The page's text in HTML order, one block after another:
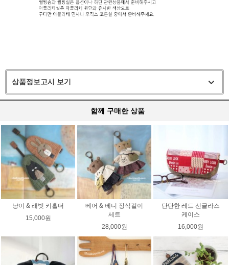
상품정보고시 보기
함께 구매한 상품
냥이 & 래빗 키홀더
15,000원
베어 & 베니 장식걸이
세트
28,000원
단단한 레드 선글라스
케이스
16,000원